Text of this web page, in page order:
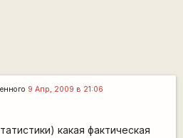
9 Апр, 2009 в 21:06
какая фактическая